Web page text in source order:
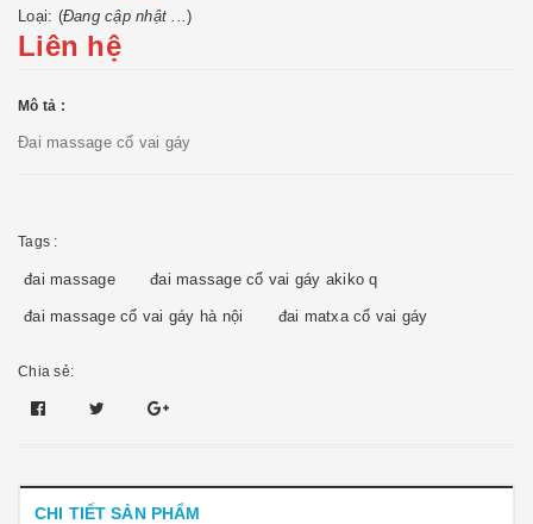
Loại: (Đang cập nhật ...)
Liên hệ
Mô tả :
Đai massage cổ vai gáy
Tags :
đai massage đai massage cổ vai gáy akiko q
đai massage cổ vai gáy hà nội đai matxa cổ vai gáy
Chia sẻ:
CHI TIẾT SẢN PHẨM